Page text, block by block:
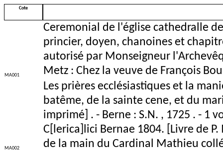
Cote
MA001
Ceremonial de l'église cathedralle
princier, doyen, chanoines et
autorisé par Monseigneur
Metz : Chez la veuve de François
MA002
Les prières ecclésiastiques et la
batême, de la sainte cene, et du
imprimé] . - Berne : S.N. , 1725 . - 1
C[lerica]lici Bernae 1804. [Livre de
de la main du Cardinal Mathieu